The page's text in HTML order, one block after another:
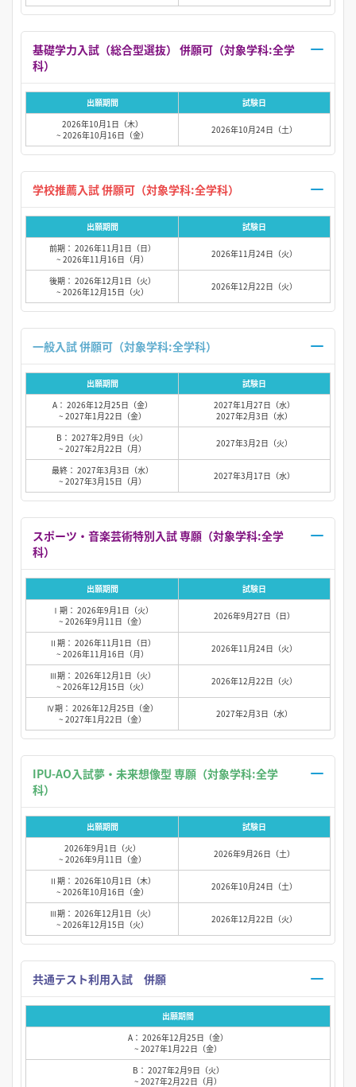
基礎学力入試（総合型選抜） 併願可（対象学科:全学
出願期間
試験日
2026年10月1日（木）
~ 2026年10月16日（金）
2026年10月24日（土）
出願期間
試験日
前期： 2026年11月1日（日）
~ 2026年11月16日（月）
2026年11月24日（火）
後期： 2026年12月1日（火）
~ 2026年12月15日（火）
2026年12月22日（火）
出願期間
試験日
A： 2026年12月25日（金）
~ 2027年1月22日（金）
2027年1月27日（水）
2027年2月3日（水）
B： 2027年2月9日（火）
~ 2027年2月22日（月）
2027年3月2日（火）
最終： 2027年3月3日（水）
~ 2027年3月15日（月）
2027年3月17日（水）
スポーツ・音楽芸術特別入試 専願（対象学科:全学
出願期間
試験日
Ⅰ期： 2026年9月1日（火）
~ 2026年9月11日（金）
2026年9月27日（日）
Ⅱ期： 2026年11月1日（日）
~ 2026年11月16日（月）
2026年11月24日（火）
Ⅲ期： 2026年12月1日（火）
~ 2026年12月15日（火）
2026年12月22日（火）
Ⅳ期： 2026年12月25日（金）
~ 2027年1月22日（金）
2027年2月3日（水）
IPU-AO入試夢・未来想像型 専願（対象学科:全学
出願期間
試験日
2026年9月1日（火）
~ 2026年9月11日（金）
2026年9月26日（土）
Ⅱ期： 2026年10月1日（木）
~ 2026年10月16日（金）
2026年10月24日（土）
Ⅲ期： 2026年12月1日（火）
~ 2026年12月15日（火）
2026年12月22日（火）
出願期間
A： 2026年12月25日（金）
~ 2027年1月22日（金）
B： 2027年2月9日（火）
~ 2027年2月22日（月）